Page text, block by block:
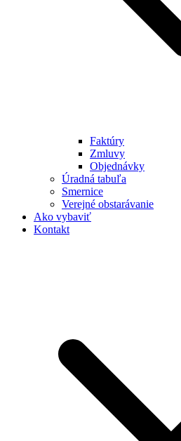
Faktúry
Zmluvy
Objednávky
Úradná tabuľa
Smernice
Verejné obstarávanie
Ako vybaviť
Kontakt